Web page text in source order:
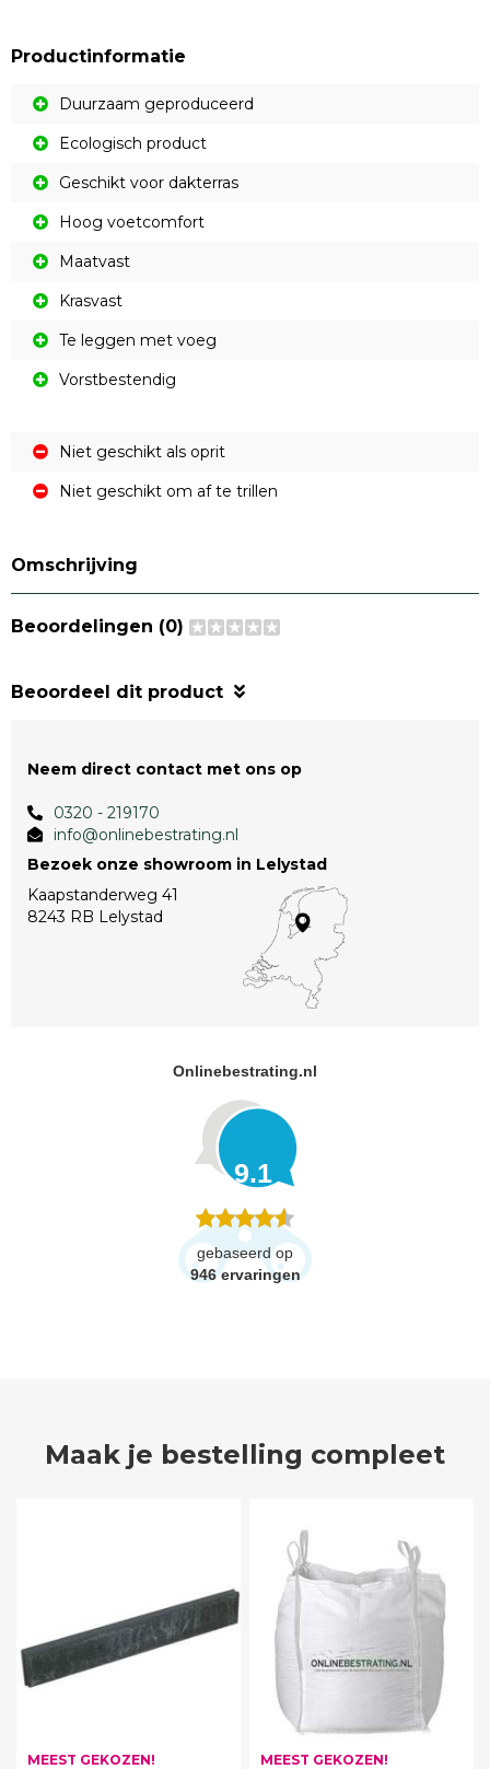
Productinformatie
Duurzaam geproduceerd
Ecologisch product
Geschikt voor dakterras
Hoog voetcomfort
Maatvast
Krasvast
Te leggen met voeg
Vorstbestendig
Niet geschikt als oprit
Niet geschikt om af te trillen
Omschrijving
Beoordelingen (0)
Beoordeel dit product
Neem direct contact met ons op
0320 - 219170
info@onlinebestrating.nl
Bezoek onze showroom in Lelystad
Kaapstanderweg 41
8243 RB Lelystad
Onlinebestrating.nl
9.1
gebaseerd op
946 ervaringen
Maak je bestelling compleet
MEEST GEKOZEN! MEEST GEKOZEN!